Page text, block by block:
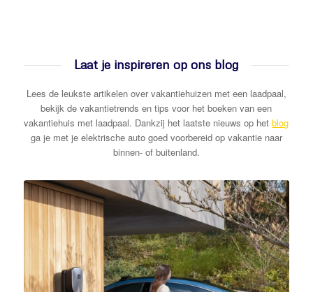
Laat je inspireren op ons blog
Lees de leukste artikelen over vakantiehuizen met een laadpaal,
bekijk de vakantietrends en tips voor het boeken van een
vakantiehuis met laadpaal. Dankzij het laatste nieuws op hetblog
ga je met je elektrische auto goed voorbereid op vakantie naar
binnen- of buitenland.